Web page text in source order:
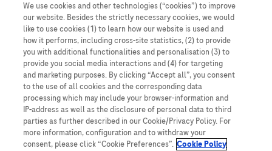
informasjon som ellers ikke er tilgjengelig eller gyldig i ditt land.
Vennligst vær oppmerksom på at vi ikke tar noe ansvar for tilgang til
informasjon som muligens ikke er i samsvar med noen gyldig juridisk
prosess, regulering, registrering eller bruk i bostedslandet ditt.
Roche har ikke alltid mulighet til å kvalitetssikre andres innlegg, men
vil fjerne villedende eller upassende innlegg så langt det lar seg gjøre.
Vi har ikke ansvar for innhold på eksterne nettsider som det lenkes til.
Kopiering av materiale fra dette nettstedet for bruk annet sted er ikke
tillatt uten avtale. Nettstedet selger plass til annonsører, og slikt
innhold er merket.
Dette nettstedet er ikke beregnet for å rapportere bivirkninger eller
We use cookies and other technologies (“cookies”) to improve
our website. Besides the strictly necessary cookies, we would
like to use cookies (1) to learn how our website is used and
how it performs, including cross-site statistics, (2) to provide
you with additional functionalities and personalisation (3) to
provide you social media interactions and (4) for targeting
and marketing purposes. By clicking “Accept all”, you consent
to the use of all cookies and the corresponding data
processing which may include your browser-information and
IP-address as well as the disclosure of personal data to third
parties as further described in our Cookie/Privacy Policy. For
more information, configuration and to withdraw your
consent, please click “Cookie Preferences”. Cookie Policy